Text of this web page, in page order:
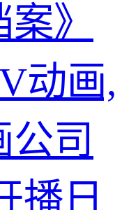
》
动画,
公司
播日